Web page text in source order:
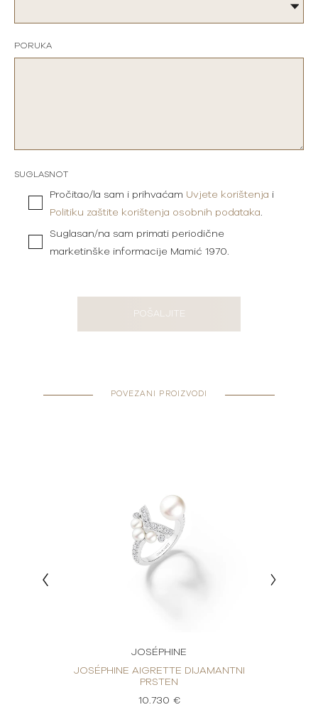
PORUKA
SUGLASNOT
Pročitao/la sam i prihvaćam Uvjete korištenja i
Politiku zaštite korištenja osobnih podataka.
Suglasan/na sam primati periodične
marketinške informacije Mamić 1970.
POŠALJITE
POVEZANI PROIZVODI
JOSÉPHINE
JOSÉPHINE AIGRETTE DIJAMANTNI
PRSTEN
10.730 €